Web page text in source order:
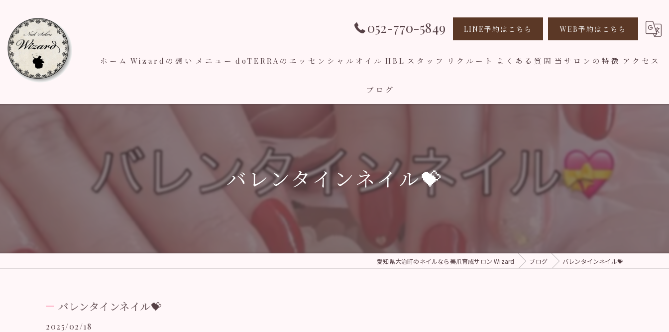
052-770-5849 LINE予約はこちら WEB予約はこちら
ホーム Wizardの想い メニュー doTERRAのエッセンシャルオイル HBL スタッフ リクルート よくある質問 当サロンの特徴
デザイン
子連れ
アクセス
ブログ
バレンタインネイル💝
愛知県大治町のネイルなら美爪育成サロン Wizard ブログ バレンタインネイル💝
バレンタインネイル💝
2025/02/18